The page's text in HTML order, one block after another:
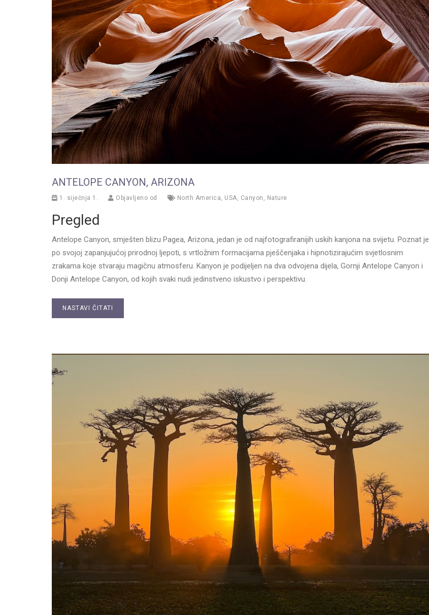
ANTELOPE CANYON, ARIZONA
1. siječnja 1. Objavljeno od North America, USA, Canyon , Nature
Pregled
Antelope Canyon, smješten blizu Pagea, Arizona, jedan je od najfotografiranijih uskih kanjona na svijetu. Poznat je
po svojoj zapanjujućoj prirodnoj ljepoti, s vrtložnim formacijama pješčenjaka i hipnotizirajućim svjetlosnim
zrakama koje stvaraju magičnu atmosferu. Kanyon je podijeljen na dva odvojena dijela, Gornji Antelope Canyon i
Donji Antelope Canyon, od kojih svaki nudi jedinstveno iskustvo i perspektivu.
NASTAVI ČITATI